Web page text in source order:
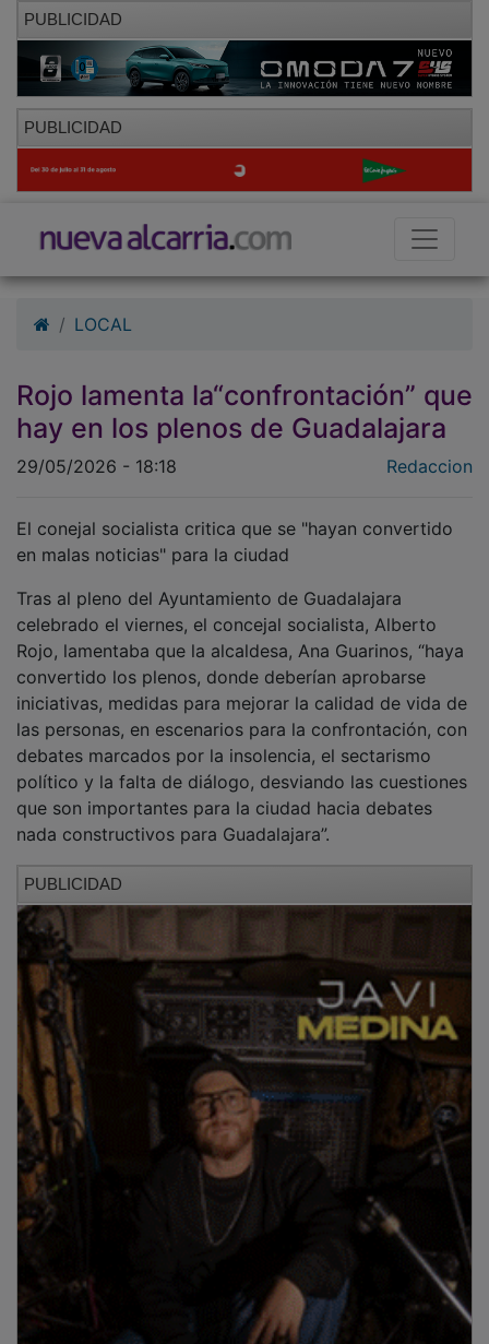
PUBLICIDAD
PUBLICIDAD
LOCAL
Rojo lamenta la“confrontación” que
hay en los plenos de Guadalajara
29/05/2026 - 18:18 Redaccion
El conejal socialista critica que se "hayan convertido
en malas noticias" para la ciudad
Tras al pleno del Ayuntamiento de Guadalajara
celebrado el viernes, el concejal socialista, Alberto
Rojo, lamentaba que la alcaldesa, Ana Guarinos, “haya
convertido los plenos, donde deberían aprobarse
iniciativas, medidas para mejorar la calidad de vida de
las personas, en escenarios para la confrontación, con
debates marcados por la insolencia, el sectarismo
político y la falta de diálogo, desviando las cuestiones
que son importantes para la ciudad hacia debates
nada constructivos para Guadalajara”.
PUBLICIDAD